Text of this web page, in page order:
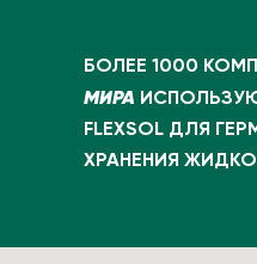
БОЛЕЕ 1000
МИРА
FLEXSOL ДЛЯ
ХРАНЕНИЯ